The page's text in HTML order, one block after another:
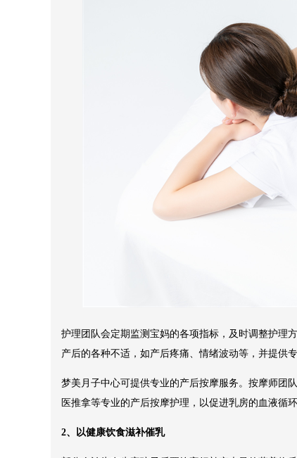
护理团队会定期监测宝妈的各项指标，及时调整护理
产后的各种不适，如产后疼痛、情绪波动等，并提供
梦美月子中心可提供专业的产后按摩服务。按摩师团
医推拿等专业的产后按摩护理，以促进乳房的血液循
2、以健康饮食滋补催乳